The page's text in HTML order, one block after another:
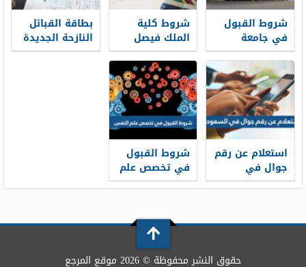
شروط القبول
في جامعة
الملك سعود
1448 والأوراق
المطلوبة
شروط كلية
الملك فيصل
الجوية للثانوي
1448 ونسب
القبول
بطاقة القبائل
النازحة الجديدة
1448
استعلام عن رقم
جوال في
السعودية
شروط القبول
في تخصص علم
النفس ونسب
حقوق النشر محفوظة © 2026 موقع المرجع